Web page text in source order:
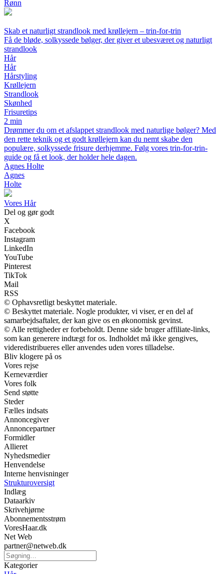
Rønn
Skab et naturligt strandlook med krøllejern – trin-for-trin
Få de bløde, solkyssede bølger, der giver et ubesværet og naturligt
strandlook
Hår
Hår
Hårstyling
Krøllejern
Strandlook
Skønhed
Frisuretips
2 min
Drømmer du om et afslappet strandlook med naturlige bølger? Med
den rette teknik og et godt krøllejern kan du nemt skabe den
populære, solkyssede frisure derhjemme. Følg vores trin-for-trin-
guide og få et look, der holder hele dagen.
Agnes Holte
Agnes
Holte
Vores Hår
Del og gør godt
X
Facebook
Instagram
LinkedIn
YouTube
Pinterest
TikTok
Mail
RSS
© Ophavsretligt beskyttet materiale.
© Beskyttet materiale. Nogle produkter, vi viser, er en del af
samarbejdsaftaler, der kan give os en økonomisk gevinst.
© Alle rettigheder er forbeholdt. Denne side bruger affiliate-links,
som kan generere indtægt for os. Indholdet må ikke gengives,
videredistribueres eller anvendes uden vores tilladelse.
Bliv klogere på os
Vores rejse
Kerneværdier
Vores folk
Send støtte
Steder
Fælles indsats
Annoncegiver
Annoncepartner
Formidler
Allieret
Nyhedsmedier
Henvendelse
Interne henvisninger
Strukturoversigt
Indlæg
Dataarkiv
Skrivehjørne
Abonnementsstrøm
VoresHaar.dk
Net Web
partner@netweb.dk
Kategorier